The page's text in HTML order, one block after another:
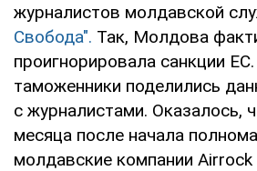
журналистов молдавской
Свобода". Так, Молдова
проигнорировала санкции
таможенники поделились
с журналистами. Оказалось,
месяца после начала
молдавские компании